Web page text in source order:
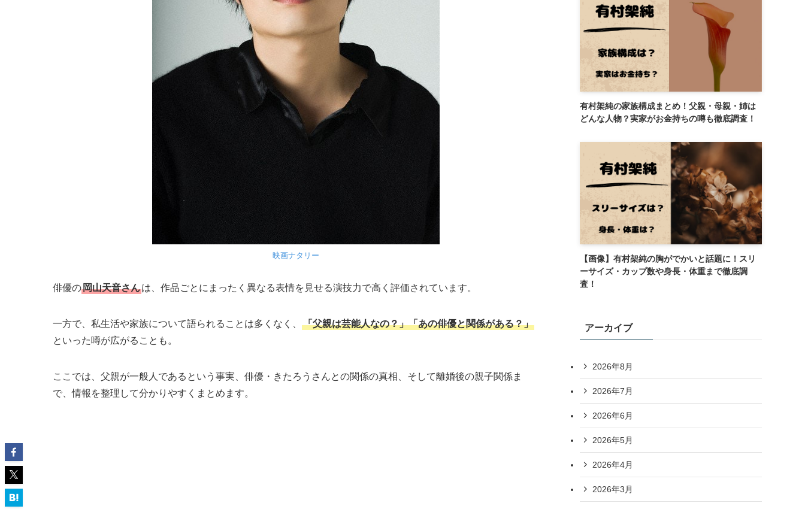
映画ナタリー
俳優の岡山天音さんは、作品ごとにまったく異なる表情を見せる演技力で高く評価されています。
一方で、私生活や家族について語られることは多くなく、
「父親は芸能人なの？」「あの俳優と関係がある？」
といった噂が広がることも。
ここでは、父親が一般人であるという事実、俳優・きたろうさんとの関係の真相、そして離婚後の親子関係ま
で、情報を整理して分かりやすくまとめます。
有村架純の家族構成まとめ！父親・母親・姉は
どんな人物？実家がお金持ちの噂も徹底調査！
【画像】有村架純の胸がでかいと話題に！スリ
ーサイズ・カップ数や身長・体重まで徹底調
査！
アーカイブ
2026年8月
2026年7月
2026年6月
2026年5月
2026年4月
2026年3月